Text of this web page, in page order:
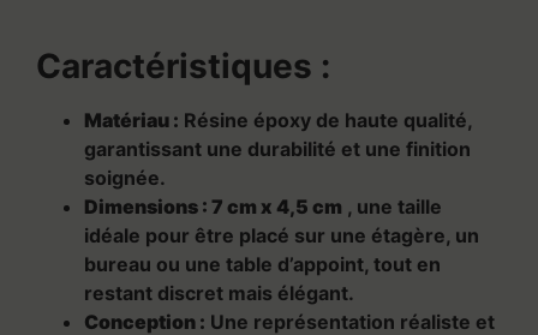
Caractéristiques :
Matériau : Résine époxy de haute qualité,
garantissant une durabilité et une finition
soignée.
Dimensions : 7 cm x 4,5 cm , une taille
idéale pour être placé sur une étagère, un
bureau ou une table d’appoint, tout en
restant discret mais élégant.
Conception : Une représentation réaliste et